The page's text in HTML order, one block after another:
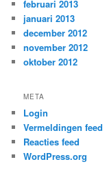
februari 2013
januari 2013
december 2012
november 2012
oktober 2012
META
Login
Vermeldingen feed
Reacties feed
WordPress.org